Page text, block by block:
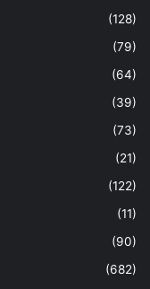
(128)
(79)
(64)
(39)
(73)
(21)
(122)
(11)
(90)
(682)